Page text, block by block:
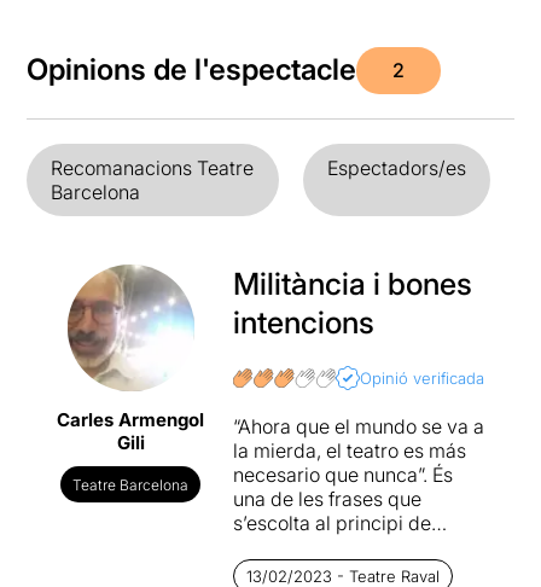
Opinions de l'espectacle 2
Recomanacions Teatre
Barcelona
Espectadors/es
Carles Armengol
Gili
Teatre Barcelona
Militància i bones
intencions
Opinió verificada
“Ahora que el mundo se va a
la mierda, el teatro es más
necesario que nunca”. És
una de les frases que
s’escolta al principi de
molt de les intencions de
13/02/2023 - Teatre Raval